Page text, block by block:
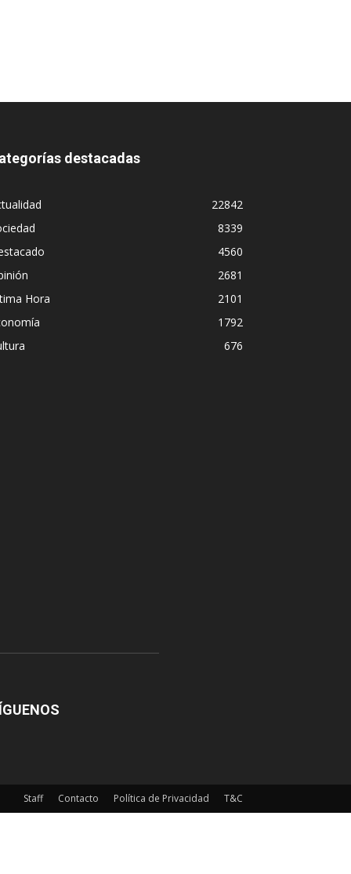
destacadas
22842
8339
4560
2681
Hora
2101
1792
676
Staff Contacto Política de Privacidad T&C